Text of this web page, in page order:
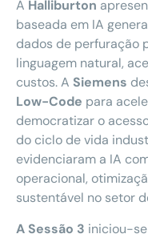
A Halliburton
baseada em IA
dados de perfuração
linguagem natural,
custos. A Siemens
Low-Code para
democratizar o
do ciclo de vida
evidenciaram a IA
operacional,
sustentável no setor
A Sessão 3 iniciou-